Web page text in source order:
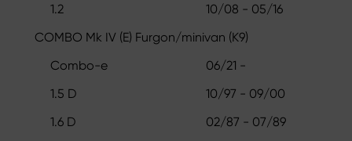
1.2
10/08 - 05/16
COMBO Mk IV (E) Furgon/minivan (K9)
Combo-e
06/21 -
1.5 D
10/97 - 09/00
1.6 D
02/87 - 07/89